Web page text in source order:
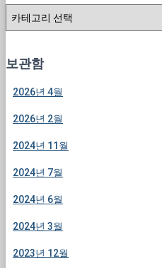
리
보관함
2026년 4월
2026년 2월
2024년 11월
2024년 7월
2024년 6월
2024년 3월
2023년 12월